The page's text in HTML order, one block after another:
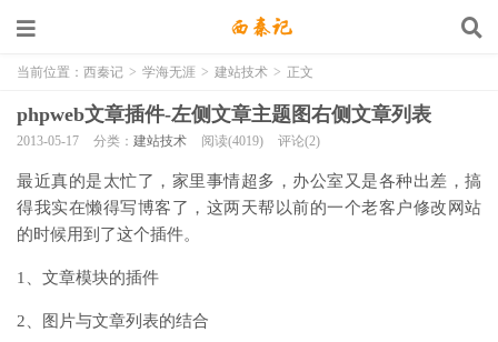
当前位置： 西秦记 > 学海无涯 > 建站技术 > 正文
phpweb文章插件-左侧文章主题图右侧文章列表
2013-05-17 分类： 建站技术 阅读(4019) 评论(2)
最近真的是太忙了，家里事情超多，办公室又是各种出差，搞
得我实在懒得写博客了，这两天帮以前的一个老客户修改网站
的时候用到了这个插件。
1、文章模块的插件
2、图片与文章列表的结合